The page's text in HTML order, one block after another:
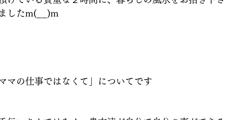
したm(__)m
マの仕事ではなくて」についてです